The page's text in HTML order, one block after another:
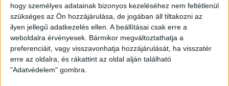
hogy személyes adatainak bizonyos kezeléséhez nem feltétlenül
szükséges az Ön hozzájárulása, de jogában áll tiltakozni az
ilyen jellegű adatkezelés ellen. A beállításai csak erre a
weboldalra érvényesek. Bármikor megváltoztathatja a
preferenciáit, vagy visszavonhatja hozzájárulását, ha visszatér
erre az oldalra, és rákattint az oldal alján található
"Adatvédelem" gombra.